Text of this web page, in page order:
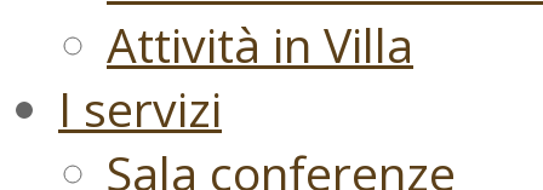
Attività in Villa
I servizi
Sala conferenze